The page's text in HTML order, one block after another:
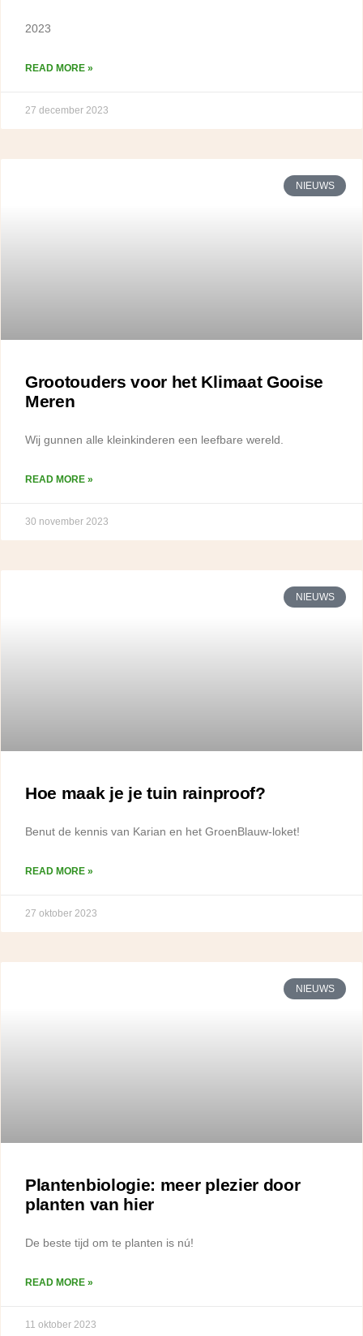
2023
READ MORE »
27 december 2023
NIEUWS
Grootouders voor het Klimaat Gooise
Meren
Wij gunnen alle kleinkinderen een leefbare wereld.
READ MORE »
30 november 2023
NIEUWS
Hoe maak je je tuin rainproof?
Benut de kennis van Karian en het GroenBlauw-loket!
READ MORE »
27 oktober 2023
NIEUWS
Plantenbiologie: meer plezier door
planten van hier
De beste tijd om te planten is nú!
READ MORE »
11 oktober 2023